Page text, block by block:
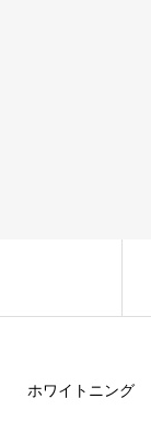
ホワイトニング